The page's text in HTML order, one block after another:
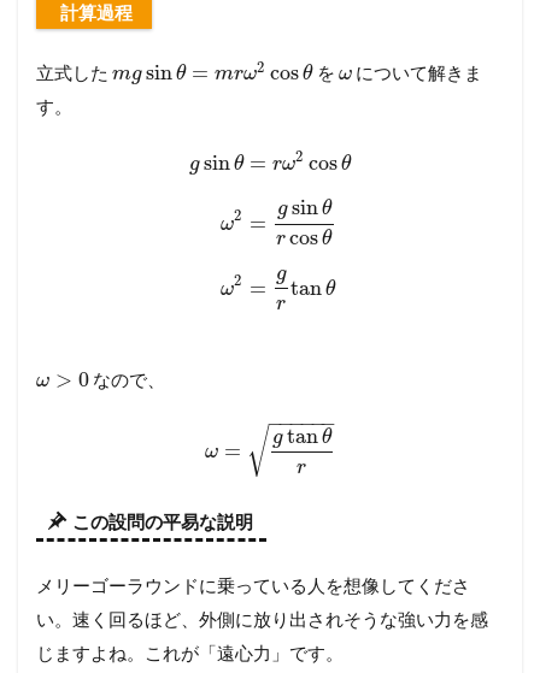
計算過程
立式した mgsinθ = mrω2 cosθを ωについて解きま
す。
gsinθ
ω2
ω2
= rω2 cosθ
=
gsinθ
rcosθ
=
g
r
tanθ
ω > 0 なので、
ω =
gtanθ
r
− −
−−−−
√
この設問の平易な説明
メリーゴーラウンドに乗っている人を想像してくださ
い。速く回るほど、外側に放り出されそうな強い力を感
じますよね。これが「遠心力」です。